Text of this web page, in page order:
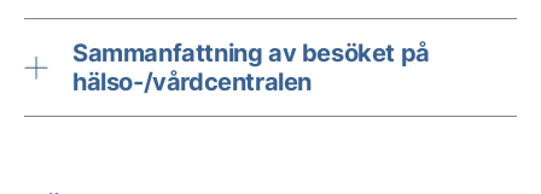
Sammanfattning av besöket på
hälso-/vårdcentralen